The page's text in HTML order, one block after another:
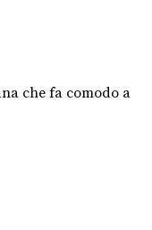
che fa comodo a